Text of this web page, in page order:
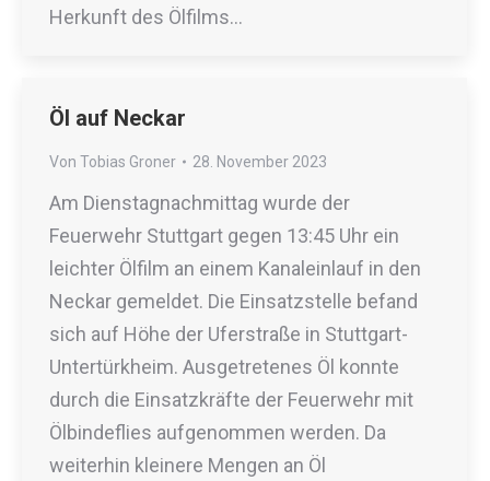
Herkunft des Ölfilms…
Öl auf Neckar
Von Tobias Groner 28. November 2023
Am Dienstagnachmittag wurde der
Feuerwehr Stuttgart gegen 13:45 Uhr ein
leichter Ölfilm an einem Kanaleinlauf in den
Neckar gemeldet. Die Einsatzstelle befand
sich auf Höhe der Uferstraße in Stuttgart-
Untertürkheim. Ausgetretenes Öl konnte
durch die Einsatzkräfte der Feuerwehr mit
Ölbindeflies aufgenommen werden. Da
weiterhin kleinere Mengen an Öl